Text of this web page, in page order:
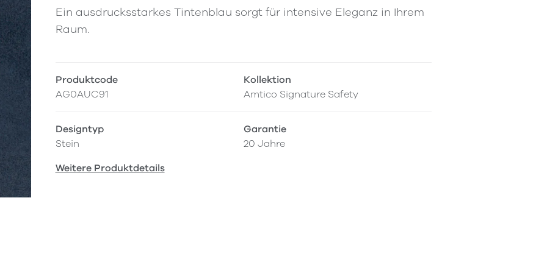
Ein ausdrucksstarkes Tintenblau sorgt für intensive Eleganz in Ihrem
Raum.
Produktcode
AG0AUC91
Kollektion
Amtico Signature Safety
Designtyp
Stein
Garantie
20 Jahre
Weitere Produktdetails